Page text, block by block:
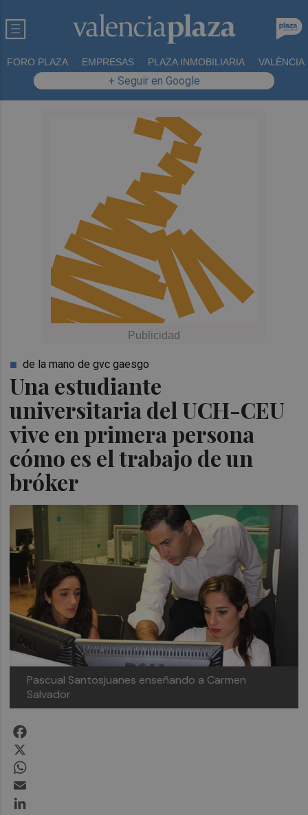
FORO PLAZA EMPRESAS PLAZA INMOBILIARIA VALÈNCIA
+ Seguir en Google
Una estudiante
universitaria del UCH-CEU
vive en primera persona
cómo es el trabajo de un
bróker
de la mano de gvc gaesgo
Pascual Santosjuanes enseñando a Carmen
Salvador